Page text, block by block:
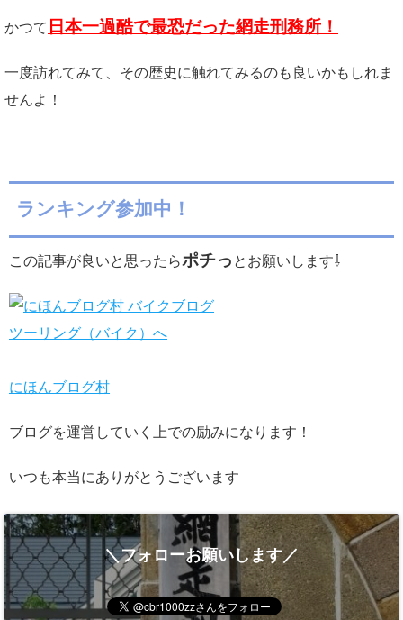
かつて 日本一過酷で最恐だった網走刑務所！
一度訪れてみて、その歴史に触れてみるのも良いかもしれま
せんよ！
ランキング参加中！
この記事が良いと思ったらポチっ とお願いします⇩
にほんブログ村
ブログを運営していく上での励みになります！
いつも本当にありがとうございます
＼フォローお願いします／